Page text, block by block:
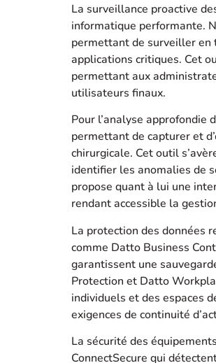
La surveillance proactive
informatique performante.
permettant de surveiller en
applications critiques. Cet
permettant aux
utilisateurs finaux.
Pour l’analyse approfondie
permettant de capturer et
chirurgicale. Cet outil
identifier les anomalies de
propose quant à lui une
rendant accessible la
La protection des données
comme Datto Business
garantissent une
Protection et Datto
individuels et des espaces
exigences de continuité
La sécurité des
ConnectSecure qui